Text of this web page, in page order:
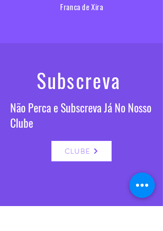
Franca de Xira
Subscreva
Não Perca e Subscreva Já No Nosso
Clube
CLUBE